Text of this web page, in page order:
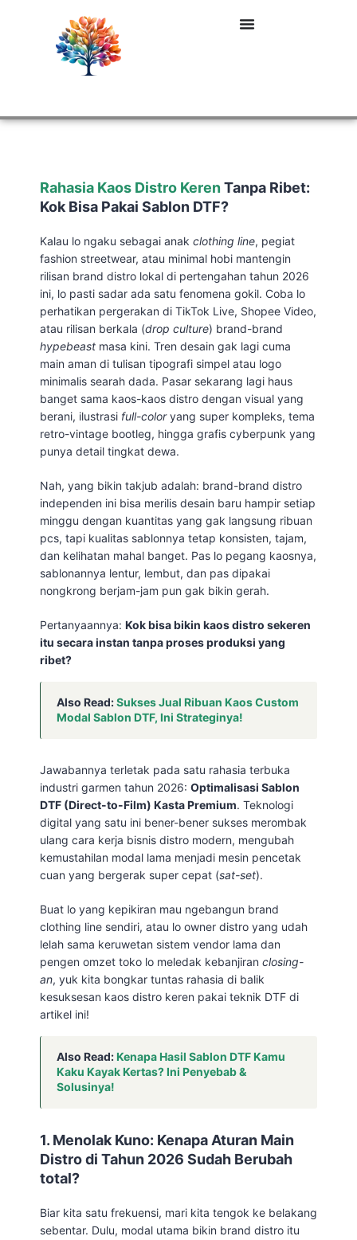
Rahasia Kaos Distro KerenTanpa Ribet:
Kok Bisa Pakai Sablon DTF?
Kalau lo ngaku sebagai anak clothing line, pegiat
fashion streetwear, atau minimal hobi mantengin
rilisan brand distro lokal di pertengahan tahun 2026
ini, lo pasti sadar ada satu fenomena gokil. Coba lo
perhatikan pergerakan di TikTok Live, Shopee Video,
atau rilisan berkala (drop culture) brand-brand
hypebeast masa kini. Tren desain gak lagi cuma
main aman di tulisan tipografi simpel atau logo
minimalis searah dada. Pasar sekarang lagi haus
banget sama kaos-kaos distro dengan visual yang
berani, ilustrasi full-coloryang super kompleks, tema
retro-vintage bootleg, hingga grafis cyberpunk yang
punya detail tingkat dewa.
Nah, yang bikin takjub adalah: brand-brand distro
independen ini bisa merilis desain baru hampir setiap
minggu dengan kuantitas yang gak langsung ribuan
pcs, tapi kualitas sablonnya tetap konsisten, tajam,
dan kelihatan mahal banget. Pas lo pegang kaosnya,
sablonannya lentur, lembut, dan pas dipakai
nongkrong berjam-jam pun gak bikin gerah.
Pertanyaannya: Kok bisa bikin kaos distro sekeren
itu secara instan tanpa proses produksi yang
ribet?
Also Read:Sukses Jual Ribuan Kaos Custom
Modal Sablon DTF, Ini Strateginya!
Jawabannya terletak pada satu rahasia terbuka
industri garmen tahun 2026: Optimalisasi Sablon
DTF (Direct-to-Film) Kasta Premium. Teknologi
digital yang satu ini bener-bener sukses merombak
ulang cara kerja bisnis distro modern, mengubah
kemustahilan modal lama menjadi mesin pencetak
cuan yang bergerak super cepat (sat-set).
Buat lo yang kepikiran mau ngebangun brand
clothing line sendiri, atau lo owner distro yang udah
lelah sama keruwetan sistem vendor lama dan
pengen omzet toko lo meledak kebanjiran closing-
an, yuk kita bongkar tuntas rahasia di balik
kesuksesan kaos distro keren pakai teknik DTF di
artikel ini!
Also Read:Kenapa Hasil Sablon DTF Kamu
Kaku Kayak Kertas? Ini Penyebab &
Solusinya!
1. Menolak Kuno: Kenapa Aturan Main
Distro di Tahun 2026 Sudah Berubah
total?
Biar kita satu frekuensi, mari kita tengok ke belakang
sebentar. Dulu, modal utama bikin brand distro itu